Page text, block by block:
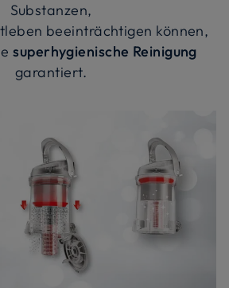
Substanzen,
beeinträchtigen können,
superhygienische Reinigung
garantiert.